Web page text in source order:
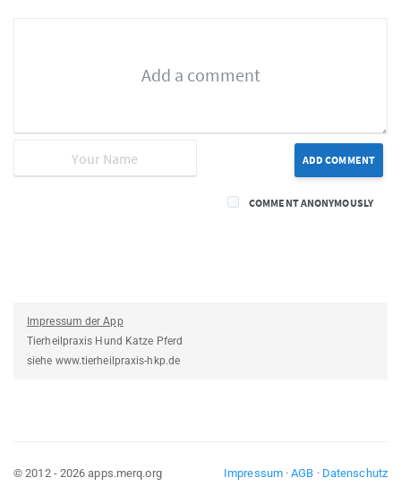
ADD COMMENT
COMMENT ANONYMOUSLY
Impressum der App
Tierheilpraxis Hund Katze Pferd
siehe www.tierheilpraxis-hkp.de
Impressum·AGB · Datenschutz
© 2012 - 2026 apps.merq.org